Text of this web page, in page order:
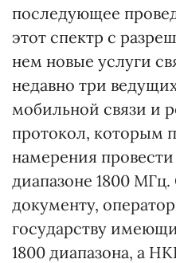
последующее
этот спектр с
нем новые услуги
недавно три
мобильной связи и
протокол, которым
намерения
диапазоне 1800
документу,
государству
1800 диапазона, а